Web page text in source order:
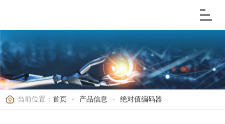
当前位置： 首页 - 产品信息 - 绝对值编码器